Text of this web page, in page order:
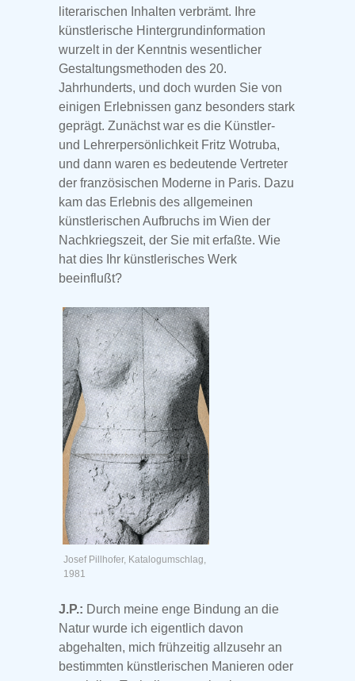
literarischen Inhalten verbrämt. Ihre
künstlerische Hintergrundinformation
wurzelt in der Kenntnis wesentlicher
Gestaltungsmethoden des 20.
Jahrhunderts, und doch wurden Sie von
einigen Erlebnissen ganz besonders stark
geprägt. Zunächst war es die Künstler-
und Lehrerpersönlichkeit Fritz Wotruba,
und dann waren es bedeutende Vertreter
der französischen Moderne in Paris. Dazu
kam das Erlebnis des allgemeinen
künstlerischen Aufbruchs im Wien der
Nachkriegszeit, der Sie mit erfaßte. Wie
hat dies Ihr künstlerisches Werk
beeinflußt?
Josef Pillhofer, Katalogumschlag,
1981
J.P.: Durch meine enge Bindung an die
Natur wurde ich eigentlich davon
abgehalten, mich frühzeitig allzusehr an
bestimmten künstlerischen Manieren oder